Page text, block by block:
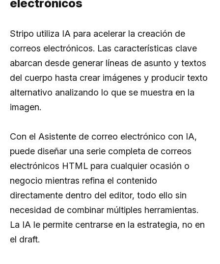
electrónicos
Stripo utiliza IA para acelerar la creación de
correos electrónicos. Las características clave
abarcan desde generar líneas de asunto y textos
del cuerpo hasta crear imágenes y producir texto
alternativo analizando lo que se muestra en la
imagen.
Con el Asistente de correo electrónico con IA,
puede diseñar una serie completa de correos
electrónicos HTML para cualquier ocasión o
negocio mientras refina el contenido
directamente dentro del editor, todo ello sin
necesidad de combinar múltiples herramientas.
La IA le permite centrarse en la estrategia, no en
el draft.